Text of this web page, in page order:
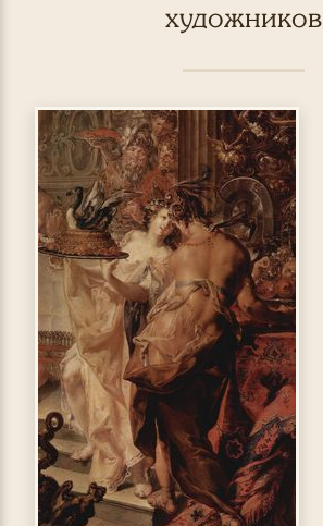
художников